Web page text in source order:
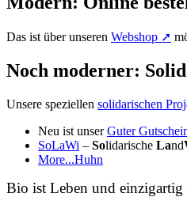
Das ist über unseren Webshop ➚
Noch moderner:
Unsere speziellen solidarischen
Neu ist unserGuter
SoLaWi – Solidarische Land
More...Huhn
Bio ist Leben und